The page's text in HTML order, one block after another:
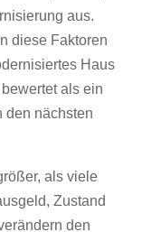
aus.
diese Faktoren
Haus
als ein
den nächsten
als viele
Zustand
den